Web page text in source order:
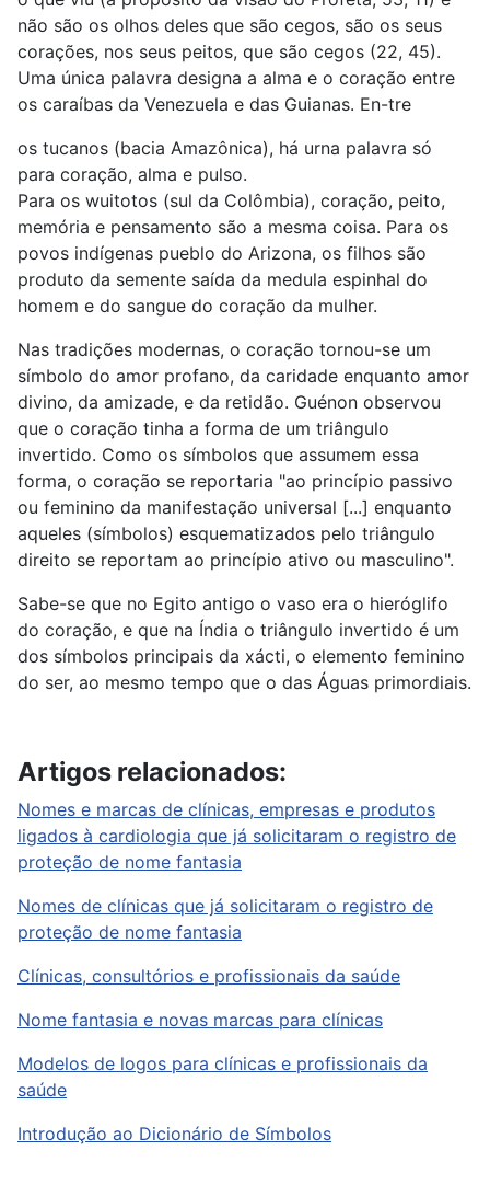
não são os olhos deles que são cegos, são os seus
corações, nos seus peitos, que são cegos (22, 45).
Uma única palavra designa a alma e o coração entre
os caraíbas da Venezuela e das Guianas. En-tre
os tucanos (bacia Amazônica), há urna palavra só
para coração, alma e pulso.
Para os wuitotos (sul da Colômbia), coração, peito,
memória e pensamento são a mesma coisa. Para os
povos indígenas pueblo do Arizona, os filhos são
produto da semente saída da medula espinhal do
homem e do sangue do coração da mulher.
Nas tradições modernas, o coração tornou-se um
símbolo do amor profano, da caridade enquanto amor
divino, da amizade, e da retidão. Guénon observou
que o coração tinha a forma de um triângulo
invertido. Como os símbolos que assumem essa
forma, o coração se reportaria "ao princípio passivo
ou feminino da manifestação universal [...] enquanto
aqueles (símbolos) esquematizados pelo triângulo
direito se reportam ao princípio ativo ou masculino".
Sabe-se que no Egito antigo o vaso era o hieróglifo
do coração, e que na Índia o triângulo invertido é um
dos símbolos principais da xácti, o elemento feminino
do ser, ao mesmo tempo que o das Águas primordiais.
Artigos relacionados:
Nomes e marcas de clínicas, empresas e produtos
ligados à cardiologia que já solicitaram o registro de
proteção de nome fantasia
Nomes de clínicas que já solicitaram o registro de
proteção de nome fantasia
Clínicas, consultórios e profissionais da saúde
Nome fantasia e novas marcas para clínicas
Modelos de logos para clínicas e profissionais da
saúde
Introdução ao Dicionário de Símbolos